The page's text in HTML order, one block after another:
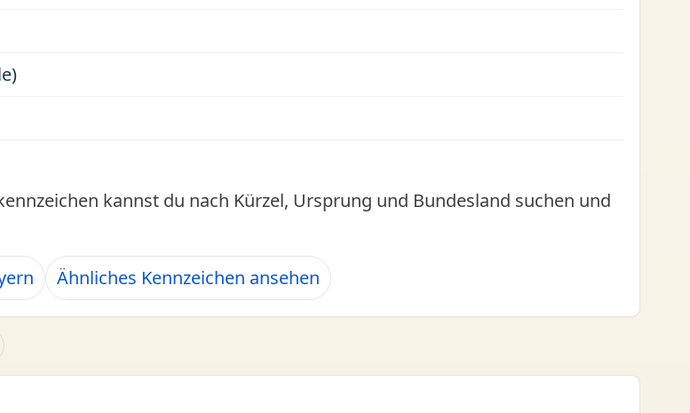
kannst du nach Kürzel, Ursprung und Bundesland suchen und
Ähnliches Kennzeichen ansehen